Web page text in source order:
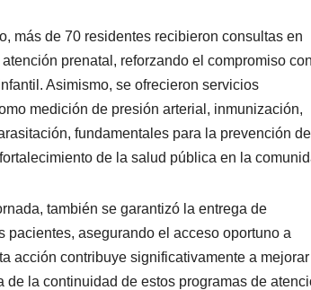
más de 70 residentes recibieron consultas en
prenatal, reforzando el compromiso
Asimismo, se ofrecieron servicios
medición de presión arterial, inmunización,
fundamentales para la prevención de
de la salud pública en la
también se garantizó la entrega de
pacientes, asegurando el acceso oportuno a
acción contribuye significativamente a
la continuidad de estos programas de